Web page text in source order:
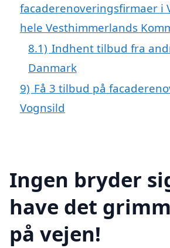
facaderenoveringsfirmaer i
hele Vesthimmerlands
8.1) Indhent tilbud fra
Danmark
9) Få 3 tilbud på
Vognsild
Ingen bryder
have det
på vejen!